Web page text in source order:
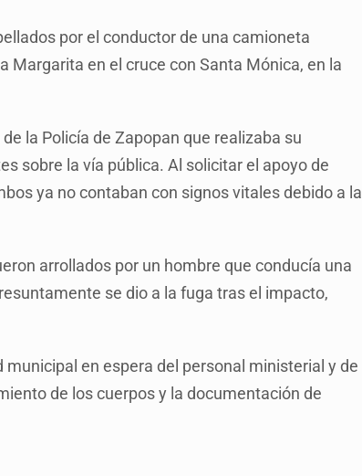
por el conductor de una camioneta
Margarita en el cruce con Santa Mónica, en la
la Policía de Zapopan que realizaba su
sobre la vía pública. Al solicitar el apoyo de
ya no contaban con signos vitales debido a la
arrollados por un hombre que conducía una
se dio a la fuga tras el impacto,
en espera del personal ministerial y de
de los cuerpos y la documentación de